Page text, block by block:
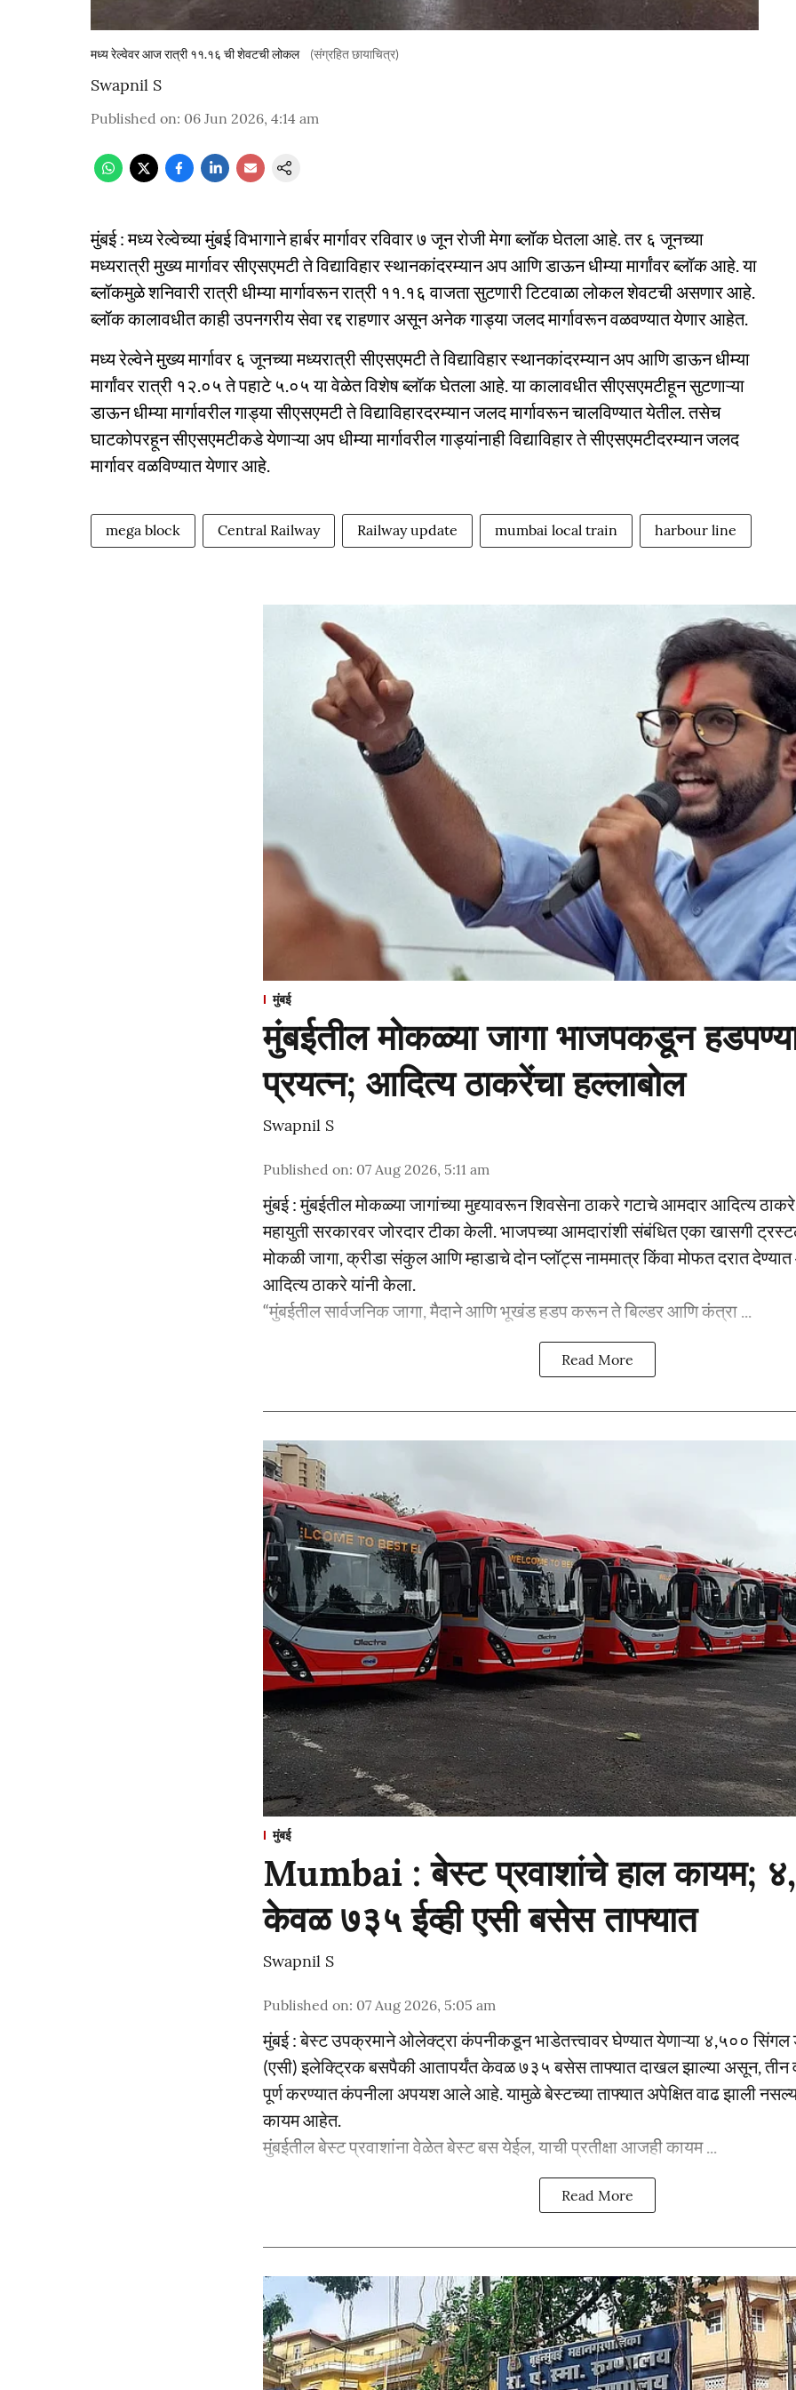
मध्य रेल्वेवर आज रात्री ११.१६ ची शेवटची लोकल (संग्रहित छायाचित्र)
Swapnil S
Published on: 06 Jun 2026, 4:14 am
मुंबई : मध्य रेल्वेच्या मुंबई विभागाने हार्बर मार्गावर रविवार ७ जून रोजी मेगा ब्लॉक घेतला आहे. तर ६ जूनच्या
मध्यरात्री मुख्य मार्गावर सीएसएमटी ते विद्याविहार स्थानकांदरम्यान अप आणि डाऊन धीम्या मार्गांवर ब्लॉक आहे. या
ब्लॉकमुळे शनिवारी रात्री धीम्या मार्गावरून रात्री ११.१६ वाजता सुटणारी टिटवाळा लोकल शेवटची असणार आहे.
ब्लॉक कालावधीत काही उपनगरीय सेवा रद्द राहणार असून अनेक गाड्या जलद मार्गावरून वळवण्यात येणार आहेत.
मध्य रेल्वेने मुख्य मार्गावर ६ जूनच्या मध्यरात्री सीएसएमटी ते विद्याविहार स्थानकांदरम्यान अप आणि डाऊन धीम्या
मार्गांवर रात्री १२.०५ ते पहाटे ५.०५ या वेळेत विशेष ब्लॉक घेतला आहे. या कालावधीत सीएसएमटीहून सुटणाऱ्या
डाऊन धीम्या मार्गावरील गाड्या सीएसएमटी ते विद्याविहारदरम्यान जलद मार्गावरून चालविण्यात येतील. तसेच
घाटकोपरहून सीएसएमटीकडे येणाऱ्या अप धीम्या मार्गावरील गाड्यांनाही विद्याविहार ते सीएसएमटीदरम्यान जलद
मार्गावर वळविण्यात येणार आहे.
mega block Central Railway Railway update mumbai local train harbour line
मुंबई
मुंबईतील मोकळ्या जागा भाजपकडून
प्रयत्न; आदित्य ठाकरेंचा हल्लाबोल
Swapnil S
Published on: 07 Aug 2026, 5:11 am
मुंबई : मुंबईतील मोकळ्या जागांच्या मुद्द्यावरून शिवसेना ठाकरे गटाचे आमदार आदित्य
महायुती सरकारवर जोरदार टीका केली. भाजपच्या आमदारांशी संबंधित एका खासगी
मोकळी जागा, क्रीडा संकुल आणि म्हाडाचे दोन प्लॉट्स नाममात्र किंवा मोफत दरात
आदित्य ठाकरे यांनी केला.
“मुंबईतील सार्वजनिक जागा, मैदाने आणि भूखंड हडप करून ते बिल्डर आणि कंत्रा ...
Read More
मुंबई
Mumbai : बेस्ट प्रवाशांचे हाल कायम;
केवळ ७३५ ईव्ही एसी बसेस ताफ्यात
Swapnil S
Published on: 07 Aug 2026, 5:05 am
मुंबई : बेस्ट उपक्रमाने ओलेक्ट्रा कंपनीकडून भाडेतत्त्वावर घेण्यात येणाऱ्या ४,५००
(एसी) इलेक्ट्रिक बसपैकी आतापर्यंत केवळ ७३५ बसेस ताफ्यात दाखल झाल्या असून, तीन
पूर्ण करण्यात कंपनीला अपयश आले आहे. यामुळे बेस्टच्या ताफ्यात अपेक्षित वाढ झाली
कायम आहेत.
मुंबईतील बेस्ट प्रवाशांना वेळेत बेस्ट बस येईल, याची प्रतीक्षा आजही कायम ...
Read More